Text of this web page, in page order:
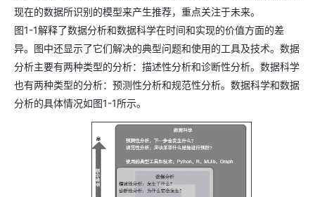
现在的数据所识别的模型来产生推荐，重点关注于未来。
图1-1解释了数据分析和数据科学在时间和实现的价值方面的差
异。图中还显示了它们解决的典型问题和使用的工具及技术。数据
分析主要有两种类型的分析：描述性分析和诊断性分析。数据科学
也有两种类型的分析：预测性分析和规范性分析。数据科学和数据
分析的具体情况如图1-1所示。